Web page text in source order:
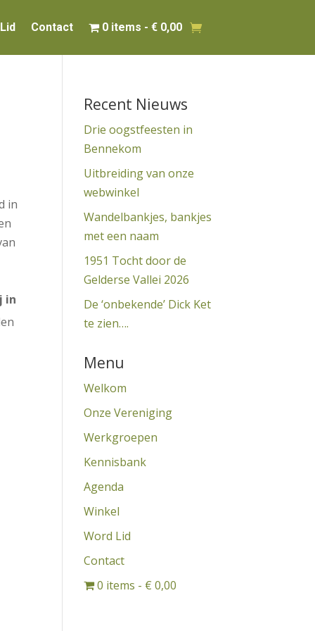
Contact 0 items € 0,00
in
in
Recent Nieuws
Drie oogstfeesten in
Bennekom
Uitbreiding van onze
webwinkel
Wandelbankjes, bankjes
met een naam
1951 Tocht door de
Gelderse Vallei 2026
De ‘onbekende’ Dick Ket
te zien….
Menu
Welkom
Onze Vereniging
Werkgroepen
Kennisbank
Agenda
Winkel
Word Lid
Contact
0 items
€ 0,00